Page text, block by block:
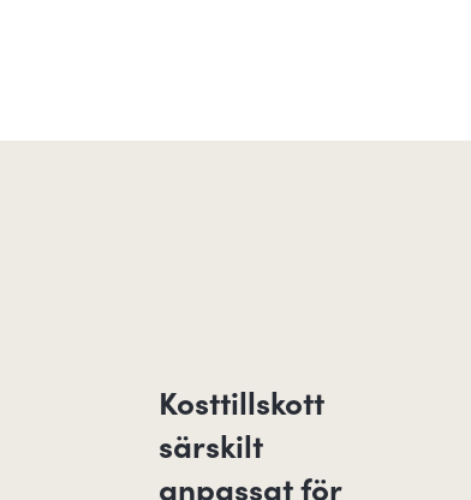
Kosttillskott
särskilt
anpassat för